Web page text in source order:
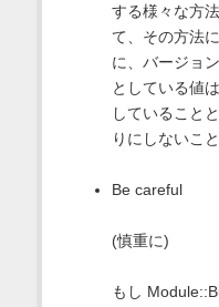
する様々な方
て、その方法
に、バージョ
としている値
していること
りにしないこ
Be careful
(慎重に)
もし